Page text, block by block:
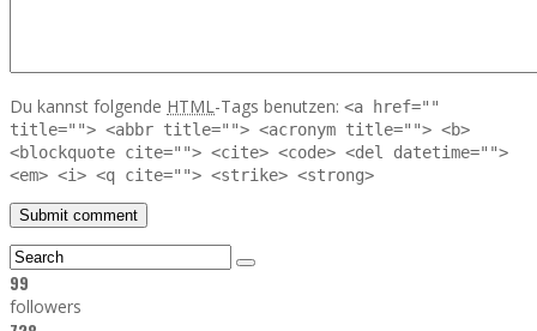
Du kannst folgende HTML -Tags benutzen: <a href=""
title=""> <abbr title=""> <acronym title=""> <b>
<blockquote cite=""> <cite> <code> <del datetime="">
<em> <i> <q cite=""> <strike> <strong>
99
followers